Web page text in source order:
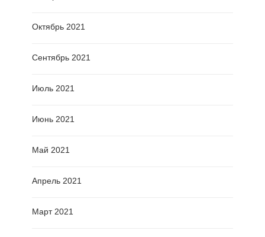
Октябрь 2021
Сентябрь 2021
Июль 2021
Июнь 2021
Май 2021
Апрель 2021
Март 2021